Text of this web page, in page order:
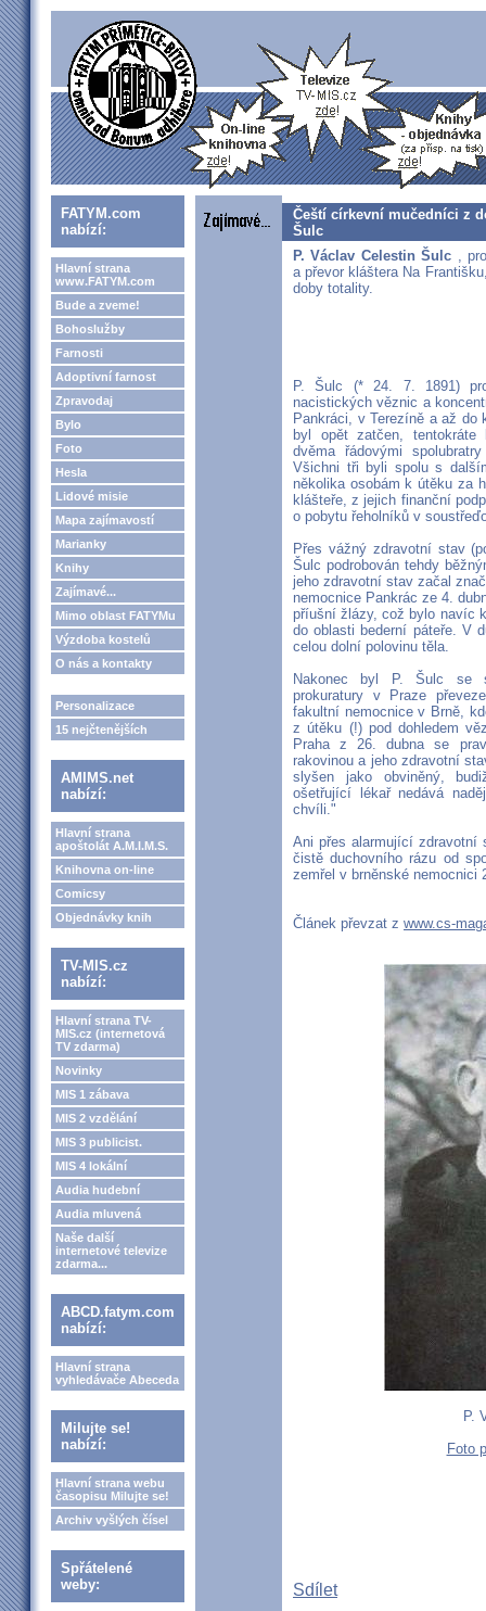
FATYM.com
nabízí:
Hlavní strana
www.FATYM.com
Bude a zveme!
Bohoslužby
Farnosti
Adoptivní farnost
Zpravodaj
Bylo
Foto
Hesla
Lidové misie
Mapa zajímavostí
Marianky
Knihy
Zajímavé...
Mimo oblast FATYMu
Výzdoba kostelů
O nás a kontakty
Personalizace
15 nejčtenějších
AMIMS.net
nabízí:
Hlavní strana
apoštolát A.M.I.M.S.
Knihovna on-line
Comicsy
Objednávky knih
TV-MIS.cz
nabízí:
Hlavní strana TV-
MIS.cz (internetová
TV zdarma)
Novinky
MIS 1 zábava
MIS 2 vzdělání
MIS 3 publicist.
MIS 4 lokální
Audia hudební
Audia mluvená
Naše další
internetové televize
zdarma...
ABCD.fatym.com
nabízí:
Hlavní strana
vyhledávače Abeceda
Milujte se!
nabízí:
Hlavní strana webu
časopisu Milujte se!
Archiv vyšlých čísel
Spřátelené
weby:
Čeští církevní mučedníci z
Šulc
P. Václav Celestin Šulc ,
a převor kláštera Na
doby totality.
P. Šulc (* 24. 7. 1891)
nacistických věznic a
Pankráci, v Terezíně a až do
byl opět zatčen, tentokráte
dvěma řádovými
Všichni tři byli spolu s
několika osobám k útěku za
klášteře, z jejich finanční
o pobytu řeholníků v
Přes vážný zdravotní stav
Šulc podrobován tehdy
jeho zdravotní stav začal
nemocnice Pankrác ze 4.
příušní žlázy, což bylo navíc
do oblasti bederní páteře. V
celou dolní polovinu těla.
Nakonec byl P. Šulc se
prokuratury v Praze
fakultní nemocnice v Brně,
z útěku (!) pod dohledem
Praha z 26. dubna se
rakovinou a jeho zdravotní
slyšen jako obviněný,
ošetřující lékař nedává
chvíli."
Ani přes alarmující zdravotní
čistě duchovního rázu od
zemřel v brněnské nemocnici
Článek převzat z www.cs-
P.
Foto
Sdílet